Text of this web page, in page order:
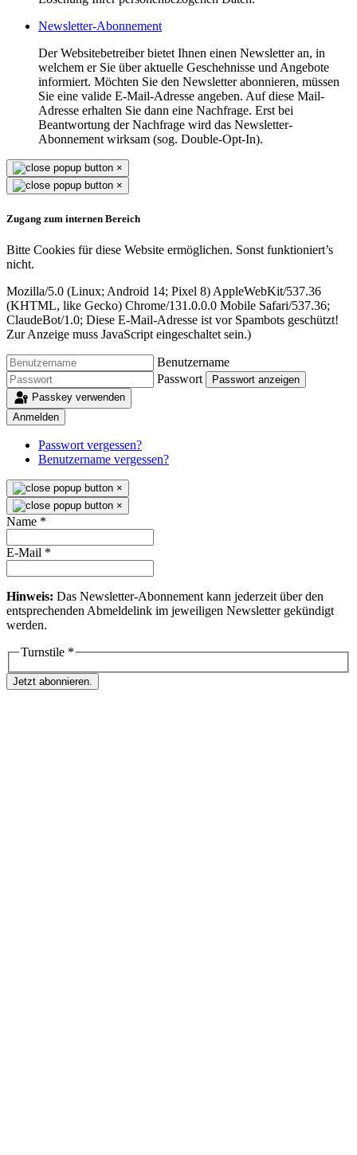
Newsletter-Abonnement
Der Websitebetreiber bietet Ihnen einen Newsletter an, in
welchem er Sie über aktuelle Geschehnisse und Angebote
informiert. Möchten Sie den Newsletter abonnieren, müssen
Sie eine valide E-Mail-Adresse angeben. Auf diese Mail-
Adresse erhalten Sie dann eine Nachfrage. Erst bei
Beantwortung der Nachfrage wird das Newsletter-
Abonnement wirksam (sog. Double-Opt-In).
×
×
Zugang zum internen Bereich
Bitte Cookies für diese Website ermöglichen. Sonst funktioniert’s
nicht.
Mozilla/5.0 (Linux; Android 14; Pixel 8) AppleWebKit/537.36
(KHTML, like Gecko) Chrome/131.0.0.0 Mobile Safari/537.36;
ClaudeBot/1.0; Diese E-Mail-Adresse ist vor Spambots geschützt!
Zur Anzeige muss JavaScript eingeschaltet sein.)
Benutzername
Passwort
Passwort anzeigen
Passkey verwenden
Anmelden
Passwort vergessen?
Benutzername vergessen?
×
×
Name *
E-Mail *
Hinweis: Das Newsletter-Abonnement kann jederzeit über den
entsprechenden Abmeldelink im jeweiligen Newsletter gekündigt
werden.
Turnstile *
Jetzt abonnieren.